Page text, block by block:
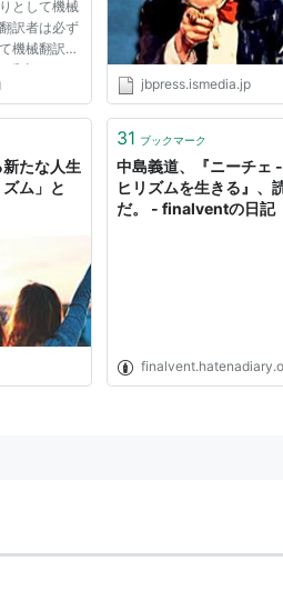
として機械
訳者は必ず
機械翻訳の
翻訳にしな
れが成され
れる可能性
jbpress.ismedia.jp
たな人生
ム」と
31 ブックマーク
中島義道、『ニーチェ
ヒリズムを生きる』、
だ。 - finalventの日記